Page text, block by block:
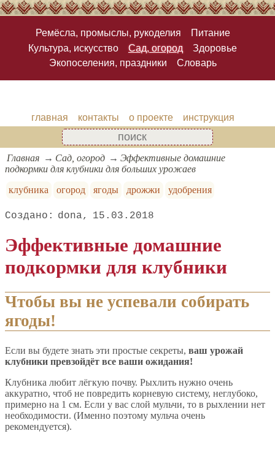
Ремёсла, промыслы, рукоделия
Питание
Культура, искусство
Сад, огород
Здоровье
Экопоселения, праздники
Словарь
главная контакты о проекте инструкция
Главная Сад, огород
Эффективные домашние
подкормки для клубники для больших урожаев
клубника
огород ягоды дрожжи удобрения
dona 15.03.2018
Эффективные домашние
подкормки для клубники
Чтобы вы не успевали собирать
ягоды!
Если вы будете знать эти простые секреты, ваш урожай
клубники превзойдёт все ваши ожидания!
Клубника любит лёгкую почву. Рыхлить нужно очень
аккуратно, чтоб не повредить корневую систему, неглубоко,
примерно на 1 см. Если у вас слой мульчи, то в рыхлении нет
необходимости. (Именно поэтому мульча очень
рекомендуется).